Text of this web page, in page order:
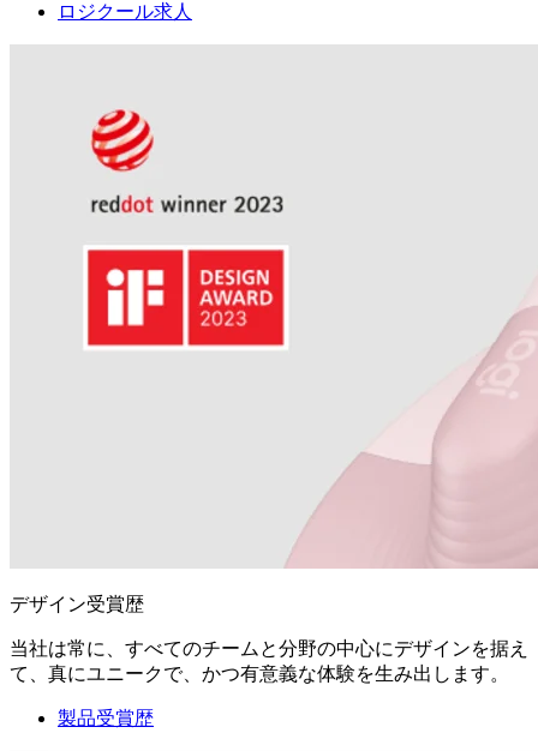
ロジクール求人
デザイン受賞歴
当社は常に、すべてのチームと分野の中心にデザインを据え
て、真にユニークで、かつ有意義な体験を生み出します。
製品受賞歴